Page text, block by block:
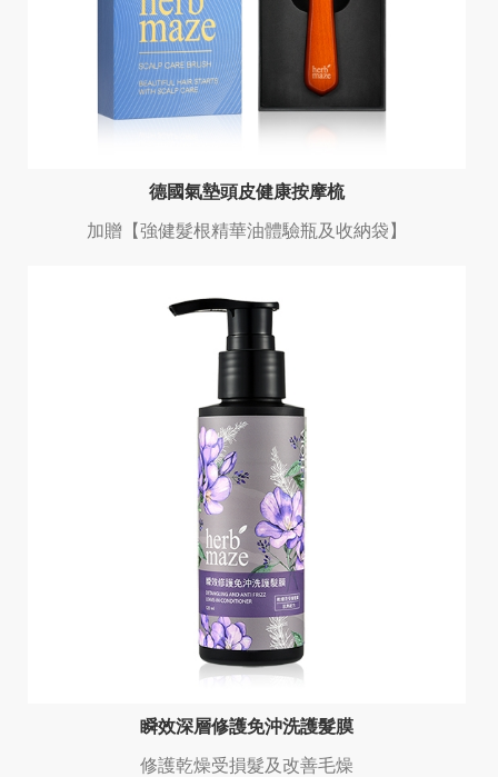
德國氣墊頭皮健康按摩梳
加贈【強健髮根精華油體驗瓶及收納袋】
瞬效深層修護免沖洗護髮膜
修護乾燥受損髮及改善毛燥